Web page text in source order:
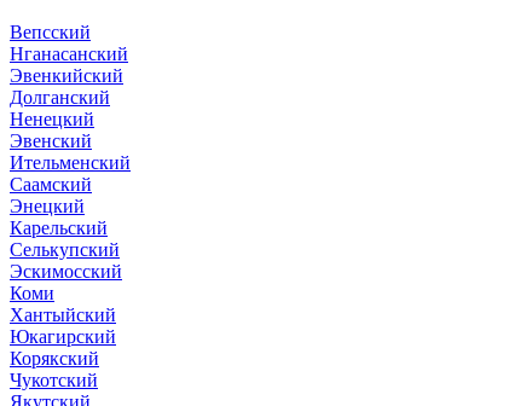
Вепсский
Нганасанский
Эвенкийский
Долганский
Ненецкий
Эвенский
Ительменский
Саамский
Энецкий
Карельский
Селькупский
Эскимосский
Коми
Хантыйский
Юкагирский
Корякский
Чукотский